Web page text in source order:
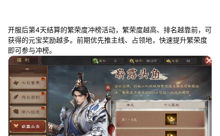
开服后第4天结算的繁荣度冲榜活动，繁荣度越高、排名越靠前，可
获得的元宝奖励越多。前期优先推主线、占领地，快速提升繁荣度
即可参与冲榜。